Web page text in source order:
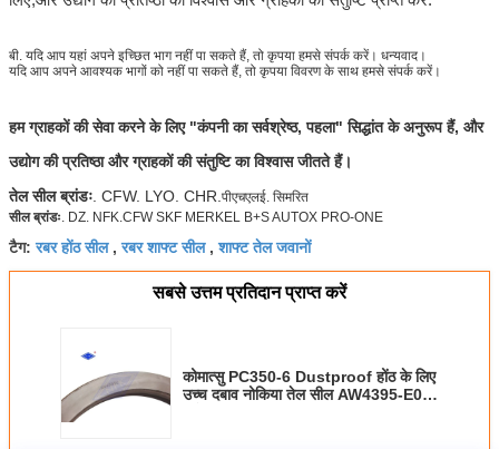
बी. यदि आप यहां अपने इच्छित भाग नहीं पा सकते हैं, तो कृपया हमसे संपर्क करें। धन्यवाद।
यदि आप अपने आवश्यक भागों को नहीं पा सकते हैं, तो कृपया विवरण के साथ हमसे संपर्क करें।
हम ग्राहकों की सेवा करने के लिए "कंपनी का सर्वश्रेष्ठ, पहला" सिद्धांत के अनुरूप हैं, और
उद्योग की प्रतिष्ठा और ग्राहकों की संतुष्टि का विश्वास जीतते हैं।
तेल सील ब्रांडः . CFW. LYO. CHR. पीएचएलई. सिमरित
सील ब्रांडः. DZ. NFK.CFW SKF MERKEL B+S AUTOX PRO-ONE
टैग:रबर होंठ सील,रबर शाफ्ट सील,शाफ्ट तेल जवानों
सबसे उत्तम प्रतिदान प्राप्त करें
कोमात्सु PC350-6 Dustproof होंठ के लिए
उच्च दबाव नोकिया तेल सील AW4395-E0